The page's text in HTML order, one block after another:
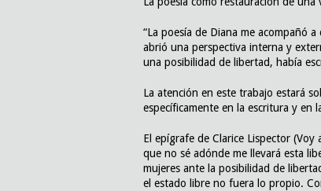
“La poesía de Diana me acompañó
abrió una perspectiva interna y
una posibilidad de libertad, había
La atención en este trabajo estará
específicamente en la escritura y en
El epígrafe de Clarice Lispector
que no sé adónde me llevará esta
mujeres ante la posibilidad de
el estado libre no fuera lo propio.